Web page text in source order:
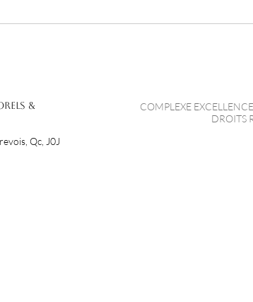
&
Qc, J0J
COMPLEXE
DROITS